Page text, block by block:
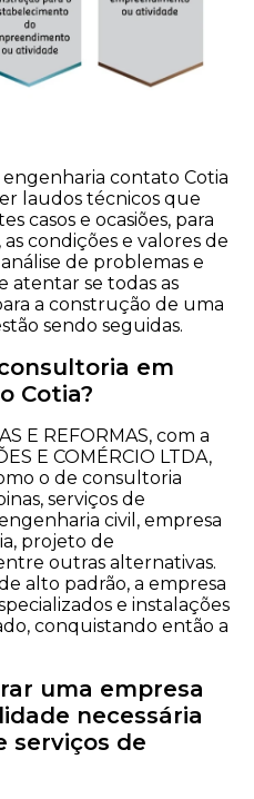
contato Cotia
laudos técnicos que
casos e ocasiões, para
condições e valores de
de problemas e
atentar se todas as
a construção de uma
sendo seguidas.
em
Cotia?
E REFORMAS, com a
E COMÉRCIO LTDA,
o de consultoria
serviços de
civil, empresa
projeto de
outras alternativas.
alto padrão, a empresa
e instalações
conquistando então a
uma empresa
necessária
serviços de